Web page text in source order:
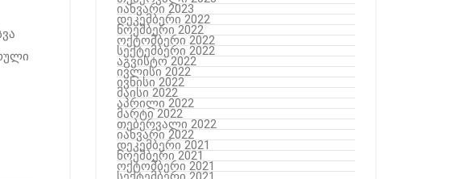
იანვარი 2023
დეკემბერი 2022
ნოემბერი 2022
ოქტომბერი 2022
სექტემბერი 2022
აგვისტო 2022
ივლისი 2022
ივნისი 2022
მაისი 2022
აპრილი 2022
მარტი 2022
თებერვალი 2022
იანვარი 2022
დეკემბერი 2021
ნოემბერი 2021
ოქტომბერი 2021